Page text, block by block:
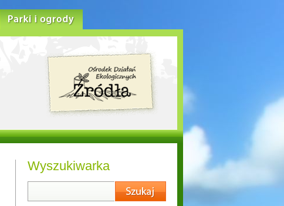
Wyszukiwarka
Parki i ogrody